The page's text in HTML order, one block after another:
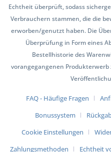
Echtheit überprüft, sodass
Verbrauchern stammen, die die
erworben/genutzt haben. Die
Überprüfung in Form eines
Bestellhistorie des
vorangegangenen
FAQ - Häufige Fragen
Bonussystem
Cookie Einstellungen
Zahlungsmethoden
Echtheit